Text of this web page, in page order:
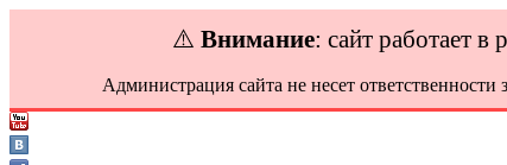
⚠️ Внимание: сайт работает
Администрация сайта не несет